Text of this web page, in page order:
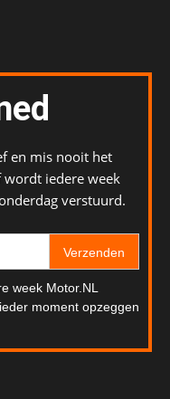
en mis nooit het
wordt iedere week
verstuurd.
Verzenden
week Motor.NL
moment opzeggen